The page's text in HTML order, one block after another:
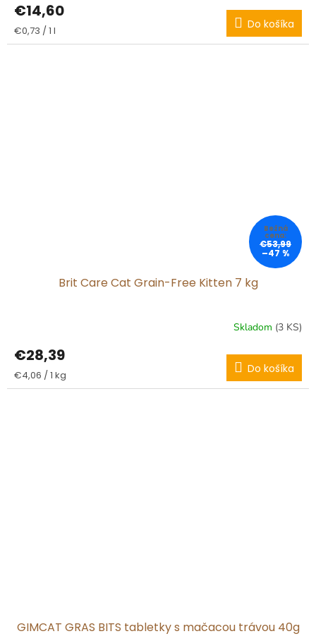
€14,60
Jednotková
cena:
€0,73 / 1 l Do košíka
€53,99
–47 %
Brit Care Cat Grain-Free Kitten 7 kg
Skladom (3 KS)
€28,39
Jednotková
cena:
€4,06 / 1 kg Do košíka
GIMCAT GRAS BITS tabletky s mačacou trávou 40g